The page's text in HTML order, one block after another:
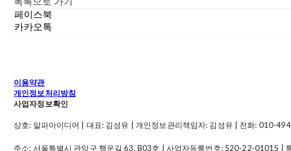
페이스북
카카오톡
이용약관
개인정보처리방침
사업자정보확인
상호: 알파아이디어 | 대표: 김성유 | 개인정보관리책임자: 김성유 | 전화: 010-
주소: 서울특별시 관악구 행운길 63, B03호 | 사업자등록번호: 520-22-01015 |